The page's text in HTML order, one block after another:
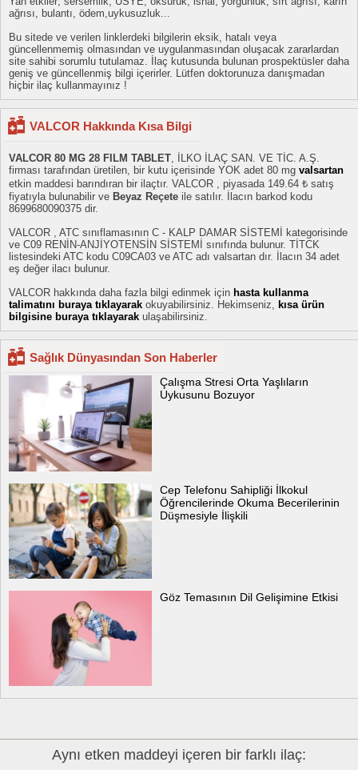
ağrısı, bulantı, ödem,uykusuzluk...
Bu sitede ve verilen linklerdeki bilgilerin eksik, hatalı veya
güncellenmemiş olmasından ve uygulanmasından oluşacak zararlardan
site sahibi sorumlu tutulamaz. İlaç kutusunda bulunan prospektüsler daha
geniş ve güncellenmiş bilgi içerirler. Lütfen doktorunuza danışmadan
hiçbir ilaç kullanmayınız !
VALCOR Hakkında Kısa Bilgi
VALCOR 80 MG 28 FILM TABLET, İLKO İLAÇ SAN. VE TİC. A.Ş.
firması tarafından üretilen, bir kutu içerisinde YOK adet 80 mg valsartan
etkin maddesi barındıran bir ilaçtır. VALCOR , piyasada 149.64 ₺ satış
fiyatıyla bulunabilir ve Beyaz Reçete ile satılır. İlacın barkod kodu
8699680090375 dir.
VALCOR , ATC sınıflamasının C - KALP DAMAR SİSTEMİ kategorisinde
ve C09 RENİN-ANJİYOTENSİN SİSTEMİ sınıfında bulunur. TİTCK
listesindeki ATC kodu C09CA03 ve ATC adı valsartan dır. İlacın 34 adet
eş değer ilacı bulunur.
VALCOR hakkında daha fazla bilgi edinmek için hasta kullanma
talimatını buraya tıklayarak okuyabilirsiniz. Hekimseniz, kısa ürün
bilgisine buraya tıklayarak ulaşabilirsiniz.
Sağlık Dünyasından Son Haberler
Çalışma Stresi Orta Yaşlıların
Uykusunu Bozuyor
Cep Telefonu Sahipliği İlkokul
Öğrencilerinde Okuma Becerilerinin
Düşmesiyle İlişkili
Göz Temasının Dil Gelişimine Etkisi
Aynı etken maddeyi içeren bir farklı ilaç: